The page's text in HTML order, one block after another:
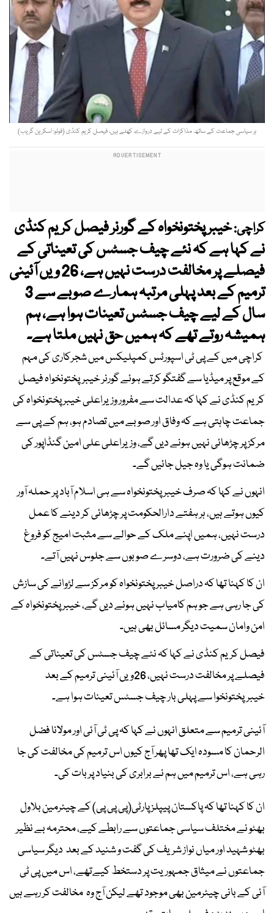
ہر سیاسی جماعت کے ساتھ مذاکرات کے لیے دروازے کھلے ہیں، فیصل کریم کنڈی (فوٹو: اسکرین گریب)
کراچی:خیبر پختونخواہ کے گورنر فیصل کریم کنڈی
نے کہا ہے کہ نئے چیف جسٹس کی تعیناتی کے
فیصلے پر مخالفت درست نہیں ہے، 26 ویں آئینی
ترمیم کے بعد پہلی مرتبہ ہمارے صوبے سے 3
سال کے لیے چیف جسٹس تعینات ہوا ہے، ہم
ہمیشہ روتے تھے کہ ہمیں حق نہیں ملتا ہے۔
کراچی میں کے پی ٹی اسپورٹس کمپلیکس میں شجرکاری کی مہم
کے موقع پر میڈیا سے گفتگو کرتے ہوئے گورنر خیبرپختونخواہ فیصل
کریم کنڈی نے کہا کہ عدالت سے مفرور وزیراعلی خیبر پختونخواہ کی
جماعت چاہتی ہے کہ وفاق اور صوبے میں تصادم ہو، ہم کے پی سے
مرکز پر چڑھائی نہیں ہونے دیں گے، وزیراعلی علی امین گنڈاپور کی
ضمانت ہوگی یا وہ جیل جائیں گے۔
انہوں نے کہا کہ صرف خیبر پختونخواہ سے ہی اسلام آباد پر حملہ آور
کیوں ہوتے ہیں، ہر ہفتے دارالحکومت پر چڑھائی کر دینے کا عمل
درست نہیں، ہمیں اپنے ملک کے حوالے سے مثبت امیج کو فروغ
دینے کی ضرورت ہے، دوسرے صوبوں سے جلوس نہیں آتے۔
ان کا کہنا تھا کہ دراصل خیبر پختونخواہ کو مرکز سے لڑوانے کی سازش
کی جا رہی ہے جو ہم کامیاب نہیں ہونے دیں گے، خیبر پختونخواہ کے
امن وامان سمیت دیگر مسائل بھی ہیں۔
فیصل کریم کنڈی نے کہا کہ نئے چیف جسٹس کی تعیناتی کے
فیصلے پر مخالفت درست نہیں، 26ویں آئینی ترمیم کے بعد
خیبرپختونخوا سے پہلی بار چیف جسٹس تعینات ہوا ہے۔
آئینی ترمیم سے متعلق انہوں نے کہا کہ پی ٹی آئی اور مولانا فضل
الرحمان کا مسودہ ایک تھا پھر آج کیوں اس ترمیم کی مخالفت کی جا
رہی ہے، اس ترمیم میں ہم نے برابری کی بنیاد پر بات کی۔
ان کا کہنا تھا کہ پاکستان پیپلز پارٹی(پی پی پی) کے چیئرمین بلاول
بھٹو نے مختلف سیاسی جماعتوں سے رابطے کیے، محترمہ بے نظیر
بھٹو شہید اور میاں نواز شریف کی گفت و شنید کے بعد دیگر سیاسی
جماعتوں نے میثاق جمہوریت پر دستخط کیےتھے، اس میں پی ٹی
آئی کے بانی چیئرمین بھی موجود تھے لیکن آج وہ مخالفت کر رہے ہیں